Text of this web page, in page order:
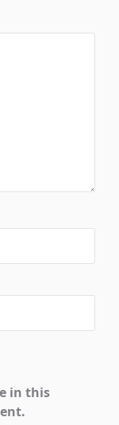
in this